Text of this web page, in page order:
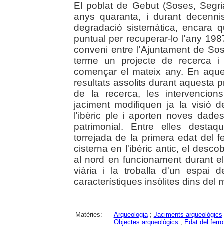
El poblat de Gebut (Soses,
anys quaranta, i durant
degradació sistemàtica, encara
puntual per recuperar-lo l'any
conveni entre l'Ajuntament de
terme un projecte de recerca i
començar el mateix any. En
resultats assolits durant aquesta
de la recerca, les
jaciment modifiquen ja la visió
l'ibèric ple i aporten noves
patrimonial. Entre elles
torrejada de la primera edat del
cisterna en l'ibèric antic, el
al nord en funcionament durant
viària i la troballa d'un espai
característiques insòlites dins del
Matèries: Arqueologia; Jaciments arqueològics
Objectes arqueològics ; Edat del ferro